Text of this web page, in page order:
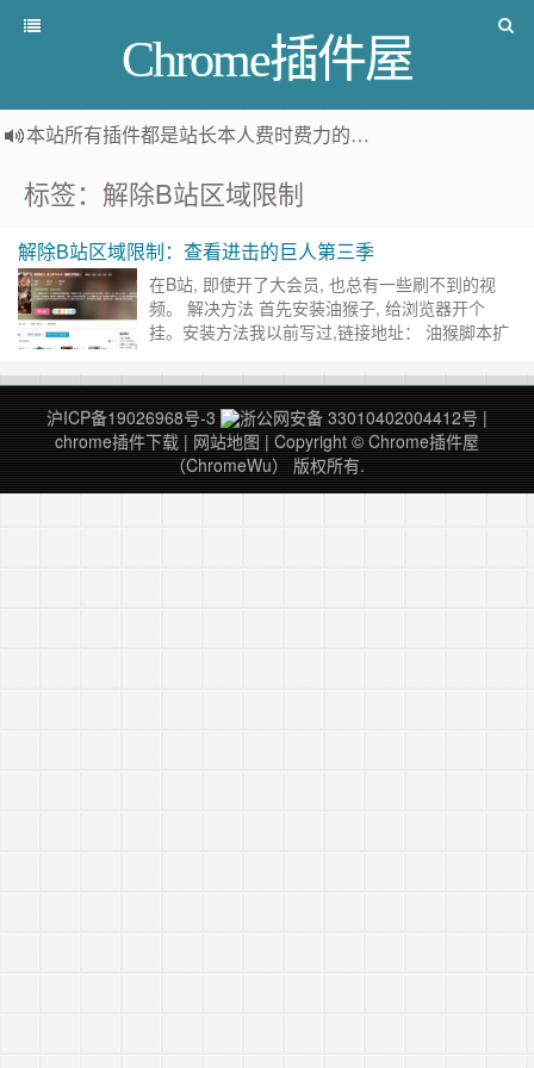
Chrome插件屋
本站所有插件都是站长本人费时费力的人工筛选推荐
标签：解除B站区域限制
解除B站区域限制：查看进击的巨人第三季
在B站, 即使开了大会员, 也总有一些刷不到的视
频。 解决方法 首先安装油猴子, 给浏览器开个
挂。安装方法我以前写过,链接地址： 油猴脚本扩
理……继续阅读 »
沪ICP备19026968号-3
浙公网安备 33010402004412号 |
chrome插件下载 | 网站地图 | Copyright © Chrome插件屋
（ChromeWu） 版权所有.